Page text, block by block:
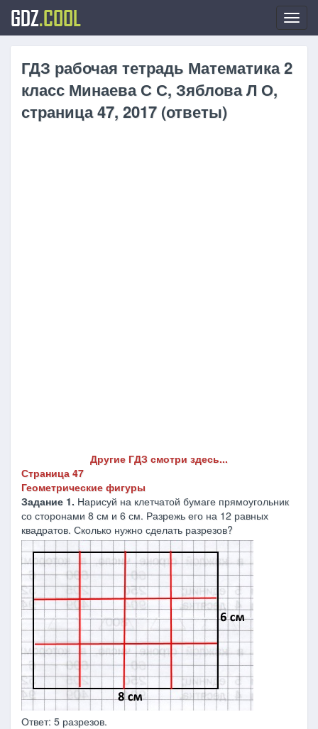
GDZ.COOL
ГДЗ рабочая тетрадь Математика 2
класс Минаева С С, Зяблова Л О,
страница 47, 2017 (ответы)
Другие ГДЗ смотри здесь...
Страница 47
Геометрические фигуры
Задание 1. Нарисуй на клетчатой бумаге прямоугольник
со сторонами 8 см и 6 см. Разрежь его на 12 равных
квадратов. Сколько нужно сделать разрезов?
Ответ: 5 разрезов.